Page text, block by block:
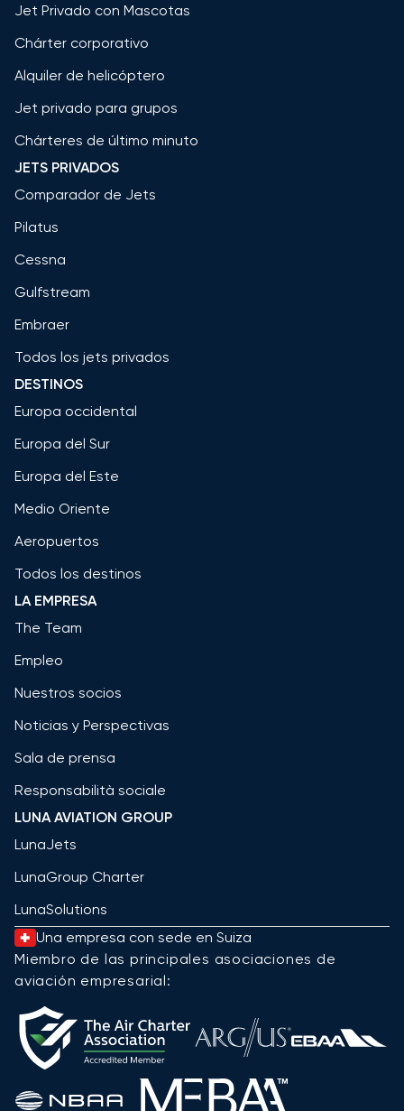
Jet Privado con Mascotas
Chárter corporativo
Alquiler de helicóptero
Jet privado para grupos
Chárteres de último minuto
JETS PRIVADOS
Comparador de Jets
Pilatus
Cessna
Gulfstream
Embraer
Todos los jets privados
DESTINOS
Europa occidental
Europa del Sur
Europa del Este
Medio Oriente
Aeropuertos
Todos los destinos
LA EMPRESA
The Team
Empleo
Nuestros socios
Noticias y Perspectivas
Sala de prensa
Responsabilità sociale
LUNA AVIATION GROUP
LunaJets
LunaGroup Charter
LunaSolutions
Una empresa con sede en Suiza
Miembro de las principales asociaciones de
aviación empresarial: